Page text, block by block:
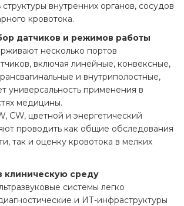
структуры внутренних органов, сосудов
кровотока.
датчиков и режимов работы
несколько портов
включая линейные, конвексные,
и внутриполостные,
универсальность применения в
медицины.
CW, цветной и энергетический
проводить как общие обследования
так и оценку кровотока в мелких
клиническую среду
системы легко
и ИТ-инфраструктуры